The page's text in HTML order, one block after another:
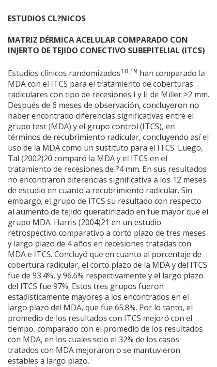
ESTUDIOS CL?NICOS
MATRIZ DÉRMICA ACELULAR COMPARADO CON
INJERTO DE TEJIDO CONECTIVO SUBEPITELIAL (ITCS)
Estudios clínicos randomizados18,19 han comparado la
MDA con el ITCS para el tratamiento de coberturas
radiculares con tipo de recesiones I y II de Miller >2 mm.
Después de 6 meses de observación, concluyeron no
haber encontrado diferencias significativas entre el
grupo test (MDA) y el grupo control (ITCS), en
términos de recubrimiento radicular, concluyendo así el
uso de la MDA como un sustituto para el ITCS. Luego,
Tal (2002)20 comparó la MDA y el ITCS en el
tratamiento de recesiones de ?4 mm. En sus resultados
no encontraron diferencias significativa a los 12 meses
de estudio en cuanto a recubrimiento radicular. Sin
embargo; el grupo de ITCS su resultado con respecto
al aumento de tejido queratinizado en fue mayor que el
grupo MDA. Harris (2004)21 en un estudio
retrospectivo comparativo a corto plazo de tres meses
y largo plazo de 4 años en recesiones tratadas con
MDA e ITCS. Concluyó que en cuanto al porcentaje de
cobertura radicular, el corto plazo de la MDA y del ITCS
fue de 93.4%, y 96.6% respectivamente y el largo plazo
del ITCS fue 97%. Estos tres grupos fueron
estadísticamente mayores a los encontrados en el
largo plazo del MDA, que fue 65.8%. Por lo tanto, el
promedio de los resultados con ITCS mejoró con el
tiempo, comparado con el promedio de los resultados
con MDA, en los cuales solo el 32% de los casos
tratados con MDA mejoraron o se mantuvieron
estables a largo plazo.